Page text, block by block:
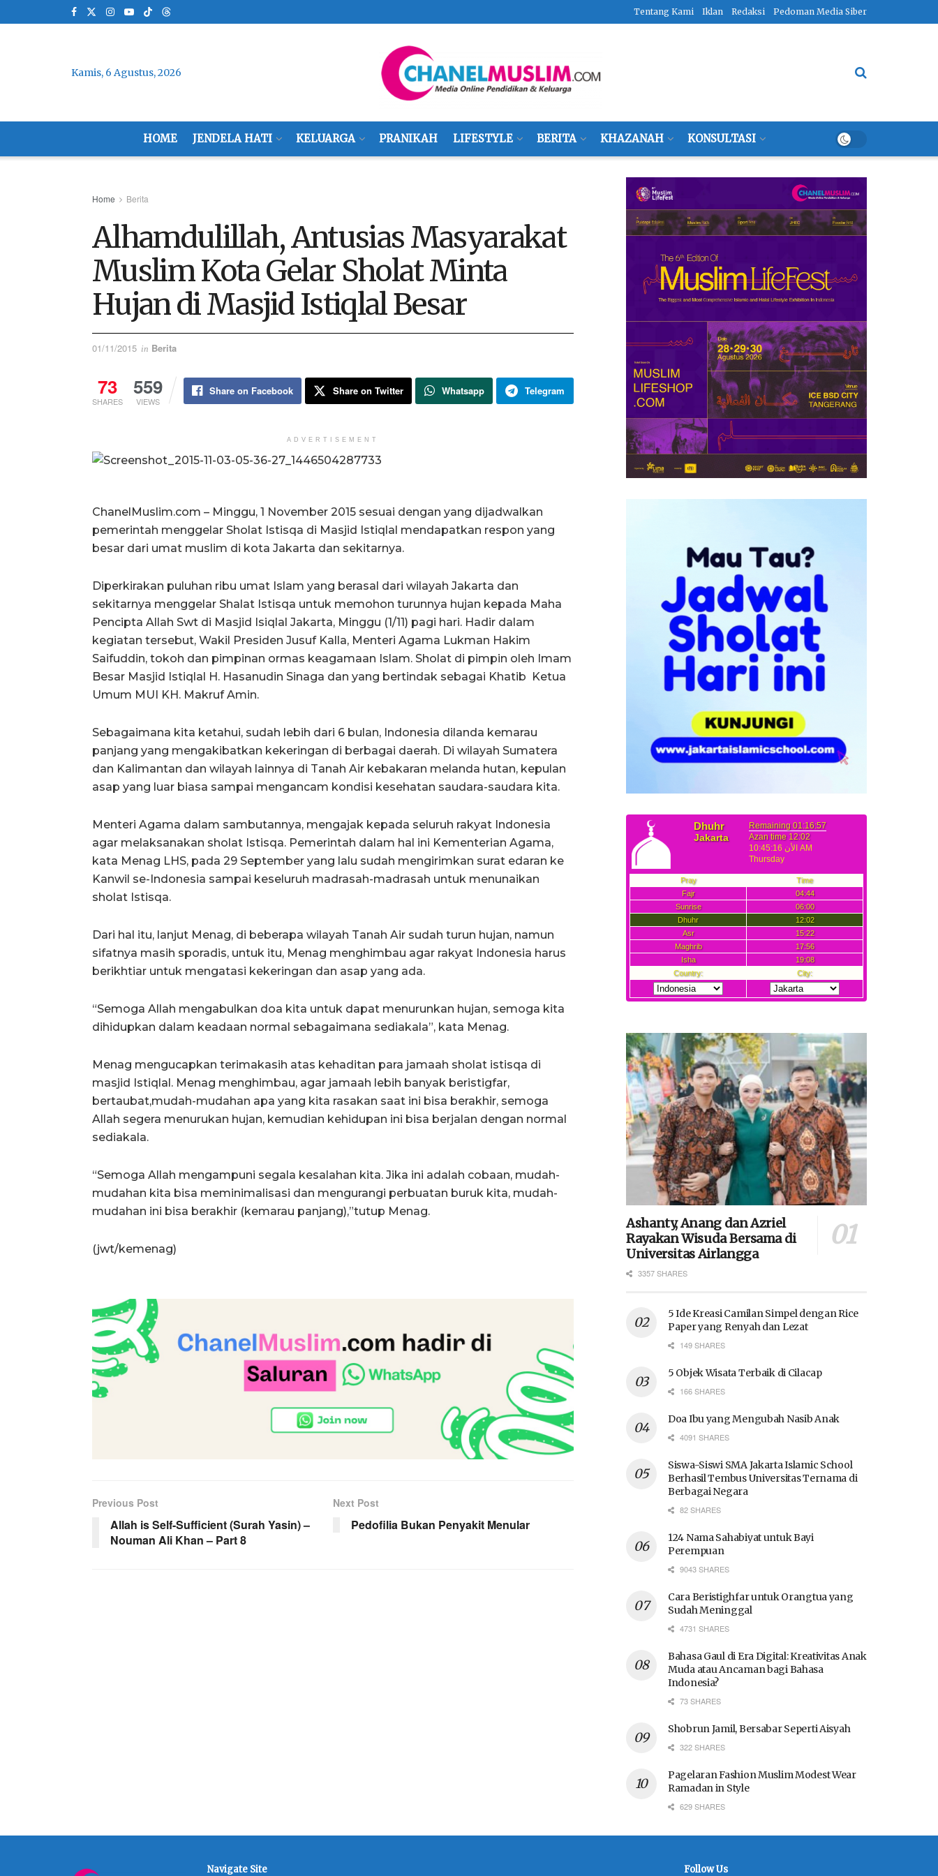
Tentang Kami Iklan Redaksi Pedoman Media Siber
Kamis, 6 Agustus, 2026
HOME JENDELA HATI KELUARGA PRANIKAH LIFESTYLE BERITA KHAZANAH KONSULTASI
Home Berita
Alhamdulillah, Antusias Masyarakat
Muslim Kota Gelar Sholat Minta
Hujan di Masjid Istiqlal Besar
01/11/2015 in Berita
73
SHARES
559
VIEWS
Share on Facebook Share on Twitter Whatsapp Telegram
ADVERTISEMENT
ChanelMuslim.com – Minggu, 1 November 2015 sesuai dengan yang dijadwalkan
pemerintah menggelar Sholat Istisqa di Masjid Istiqlal mendapatkan respon yang
besar dari umat muslim di kota Jakarta dan sekitarnya.
Diperkirakan puluhan ribu umat Islam yang berasal dari wilayah Jakarta dan
sekitarnya menggelar Shalat Istisqa untuk memohon turunnya hujan kepada Maha
Pencipta Allah Swt di Masjid Isiqlal Jakarta, Minggu (1/11) pagi hari. Hadir dalam
kegiatan tersebut, Wakil Presiden Jusuf Kalla, Menteri Agama Lukman Hakim
Saifuddin, tokoh dan pimpinan ormas keagamaan Islam. Sholat di pimpin oleh Imam
Besar Masjid Istiqlal H. Hasanudin Sinaga dan yang bertindak sebagai Khatib Ketua
Umum MUI KH. Makruf Amin.
Sebagaimana kita ketahui, sudah lebih dari 6 bulan, Indonesia dilanda kemarau
panjang yang mengakibatkan kekeringan di berbagai daerah. Di wilayah Sumatera
dan Kalimantan dan wilayah lainnya di Tanah Air kebakaran melanda hutan, kepulan
asap yang luar biasa sampai mengancam kondisi kesehatan saudara-saudara kita.
Menteri Agama dalam sambutannya, mengajak kepada seluruh rakyat Indonesia
agar melaksanakan sholat Istisqa. Pemerintah dalam hal ini Kementerian Agama,
kata Menag LHS, pada 29 September yang lalu sudah mengirimkan surat edaran ke
Kanwil se-Indonesia sampai keseluruh madrasah-madrasah untuk menunaikan
sholat Istisqa.
Dari hal itu, lanjut Menag, di beberapa wilayah Tanah Air sudah turun hujan, namun
sifatnya masih sporadis, untuk itu, Menag menghimbau agar rakyat Indonesia harus
berikhtiar untuk mengatasi kekeringan dan asap yang ada.
“Semoga Allah mengabulkan doa kita untuk dapat menurunkan hujan, semoga kita
dihidupkan dalam keadaan normal sebagaimana sediakala”, kata Menag.
Menag mengucapkan terimakasih atas kehaditan para jamaah sholat istisqa di
masjid Istiqlal. Menag menghimbau, agar jamaah lebih banyak beristigfar,
bertaubat,mudah-mudahan apa yang kita rasakan saat ini bisa berakhir, semoga
Allah segera menurukan hujan, kemudian kehidupan ini bisa berjalan dengan normal
sediakala.
“Semoga Allah mengampuni segala kesalahan kita. Jika ini adalah cobaan, mudah-
mudahan kita bisa meminimalisasi dan mengurangi perbuatan buruk kita, mudah-
mudahan ini bisa berakhir (kemarau panjang),”tutup Menag.
(jwt/kemenag)
Previous Post
Allah is Self-Sufficient (Surah Yasin) –
Nouman Ali Khan – Part 8
Next Post
Pedofilia Bukan Penyakit Menular
Ashanty, Anang dan Azriel
Rayakan Wisuda Bersama di
Universitas Airlangga
3357 SHARES
5 Ide Kreasi Camilan Simpel dengan Rice
Paper yang Renyah dan Lezat
149 SHARES
5 Objek Wisata Terbaik di Cilacap
166 SHARES
Doa Ibu yang Mengubah Nasib Anak
4091 SHARES
Siswa-Siswi SMA Jakarta Islamic School
Berhasil Tembus Universitas Ternama di
Berbagai Negara
82 SHARES
124 Nama Sahabiyat untuk Bayi
Perempuan
9043 SHARES
Cara Beristighfar untuk Orangtua yang
Sudah Meninggal
4731 SHARES
Bahasa Gaul di Era Digital: Kreativitas Anak
Muda atau Ancaman bagi Bahasa
Indonesia?
73 SHARES
Shobrun Jamil, Bersabar Seperti Aisyah
322 SHARES
Pagelaran Fashion Muslim Modest Wear
Ramadan in Style
629 SHARES
Navigate Site Follow Us